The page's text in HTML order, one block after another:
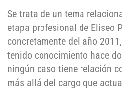
Se trata de un tema
etapa profesional de Eliseo
concretamente del año
tenido conocimiento hace
ningún caso tiene relación
más allá del cargo que